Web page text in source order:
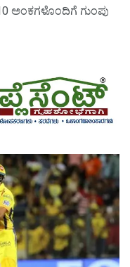
ಅಂಕಗಳೊಂದಿಗೆ ಗುಂಪು